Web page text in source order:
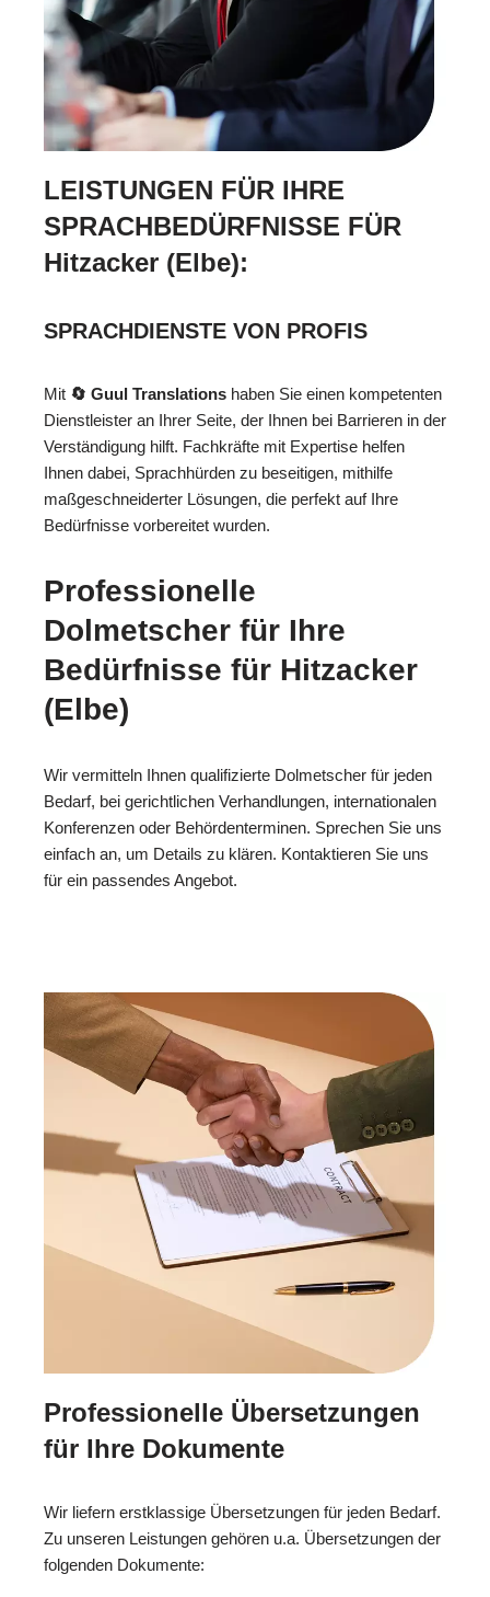
LEISTUNGEN FÜR IHRE
SPRACHBEDÜRFNISSE FÜR
Hitzacker (Elbe):
SPRACHDIENSTE VON PROFIS
Mit 🔄 Guul Translations haben Sie einen kompetenten
Dienstleister an Ihrer Seite, der Ihnen bei Barrieren in der
Verständigung hilft. Fachkräfte mit Expertise helfen
Ihnen dabei, Sprachhürden zu beseitigen, mithilfe
maßgeschneiderter Lösungen, die perfekt auf Ihre
Bedürfnisse vorbereitet wurden.
Professionelle
Dolmetscher für Ihre
Bedürfnisse für Hitzacker
(Elbe)
Wir vermitteln Ihnen qualifizierte Dolmetscher für jeden
Bedarf, bei gerichtlichen Verhandlungen, internationalen
Konferenzen oder Behördenterminen. Sprechen Sie uns
einfach an, um Details zu klären. Kontaktieren Sie uns
für ein passendes Angebot.
Professionelle Übersetzungen
für Ihre Dokumente
Wir liefern erstklassige Übersetzungen für jeden Bedarf.
Zu unseren Leistungen gehören u.a. Übersetzungen der
folgenden Dokumente: